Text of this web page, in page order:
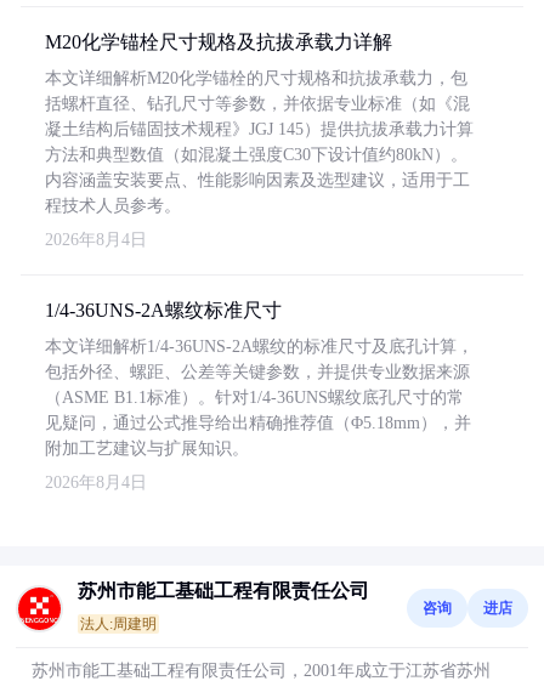
M20化学锚栓尺寸规格及抗拔承载力详解
本文详细解析M20化学锚栓的尺寸规格和抗拔承载力，包
括螺杆直径、钻孔尺寸等参数，并依据专业标准（如《混
凝土结构后锚固技术规程》JGJ 145）提供抗拔承载力计算
方法和典型数值（如混凝土强度C30下设计值约80kN）。
内容涵盖安装要点、性能影响因素及选型建议，适用于工
程技术人员参考。
2026年8月4日
1/4-36UNS-2A螺纹标准尺寸
本文详细解析1/4-36UNS-2A螺纹的标准尺寸及底孔计算，
包括外径、螺距、公差等关键参数，并提供专业数据来源
（ASME B1.1标准）。针对1/4-36UNS螺纹底孔尺寸的常
见疑问，通过公式推导给出精确推荐值（Φ5.18mm），并
附加工艺建议与扩展知识。
2026年8月4日
苏州市能工基础工程有限责任公司
法人:周建明
咨询 进店
苏州市能工基础工程有限责任公司，2001年成立于江苏省苏州